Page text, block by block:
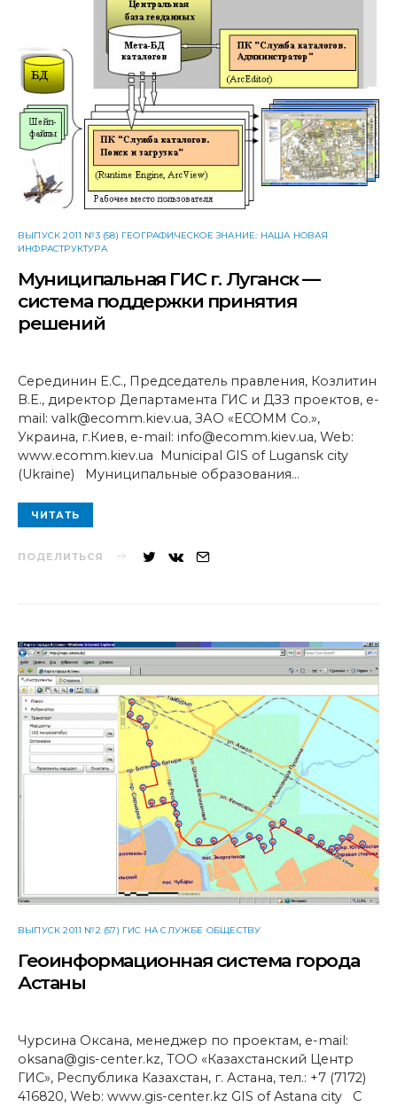
ВЫПУСК 2011 №3 (58) ГЕОГРАФИЧЕСКОЕ ЗНАНИЕ: НАША НОВАЯ
ИНФРАСТРУКТУРА
Муниципальная ГИС г. Луганск —
система поддержки принятия
решений
Серединин Е.С., Председатель правления, Козлитин
В.Е., директор Департамента ГИС и ДЗЗ проектов, e-
mail: valk@ecomm.kiev.ua, ЗАО «ЕСОММ Со.»,
Украина, г.Киев, e-mail: info@ecomm.kiev.ua, Web:
www.ecomm.kiev.ua Municipal GIS of Lugansk city
(Ukraine) Муниципальные образования…
ЧИТАТЬ
ПОДЕЛИТЬСЯ
ВЫПУСК 2011 №2 (57) ГИС НА СЛУЖБЕ ОБЩЕСТВУ
Геоинформационная система города
Астаны
Чурсина Оксана, менеджер по проектам, e-mail:
oksana@gis-center.kz, ТОО «Казахстанский Центр
ГИС», Республика Казахстан, г. Астана, тел.: +7 (7172)
416820, Web: www.gis-center.kz GIS of Astana city С